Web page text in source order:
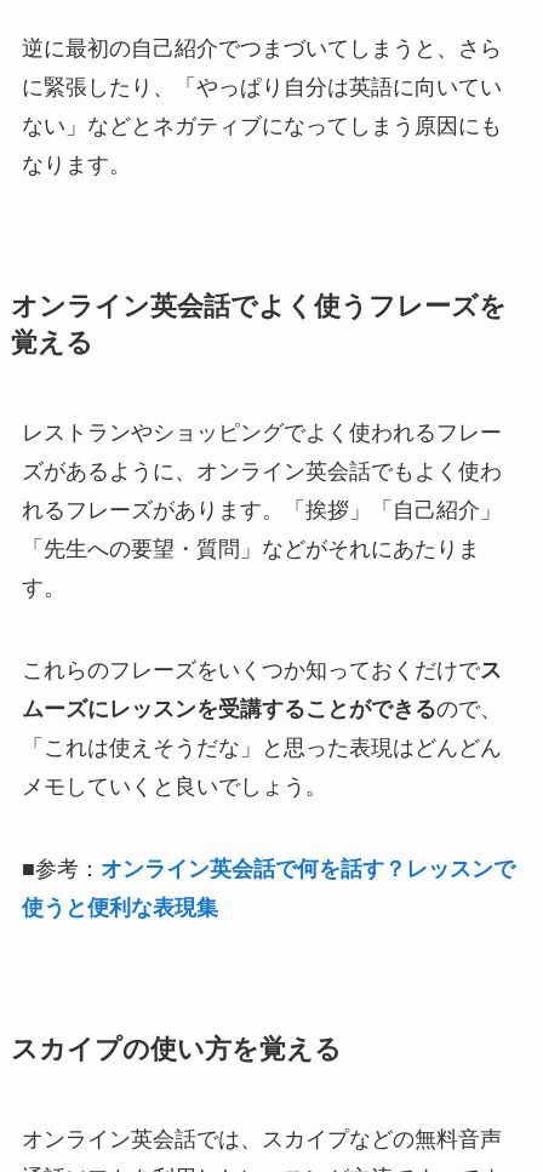
逆に最初の自己紹介でつまづいてしまうと、さら
に緊張したり、「やっぱり自分は英語に向いてい
ない」などとネガティブになってしまう原因にも
なります。
オンライン英会話でよく使うフレーズを
覚える
レストランやショッピングでよく使われるフレー
ズがあるように、オンライン英会話でもよく使わ
れるフレーズがあります。「挨拶」「自己紹介」
「先生への要望・質問」などがそれにあたりま
す。
これらのフレーズをいくつか知っておくだけでス
ムーズにレッスンを受講することができるので、
「これは使えそうだな」と思った表現はどんどん
メモしていくと良いでしょう。
■参考： オンライン英会話で何を話す？レッスンで
使うと便利な表現集
スカイプの使い方を覚える
オンライン英会話では、スカイプなどの無料音声